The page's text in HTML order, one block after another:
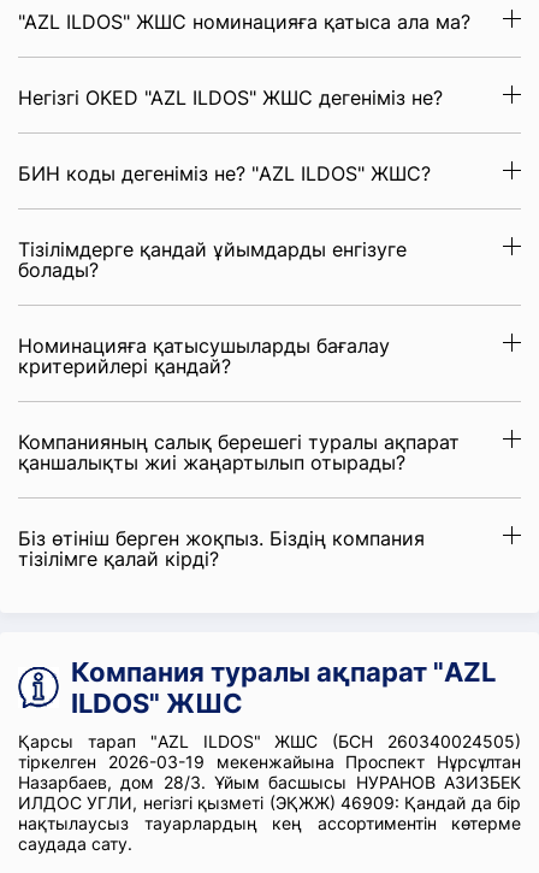
"AZL ILDOS" ЖШС номинацияға қатыса ала ма?
Негізгі OKED "AZL ILDOS" ЖШС дегеніміз не?
БИН коды дегеніміз не? "AZL ILDOS" ЖШС?
Тізілімдерге қандай ұйымдарды енгізуге
болады?
Номинацияға қатысушыларды бағалау
критерийлері қандай?
Компанияның салық берешегі туралы ақпарат
қаншалықты жиі жаңартылып отырады?
Біз өтініш берген жоқпыз. Біздің компания
тізілімге қалай кірді?
Компания туралы ақпарат "AZL
ILDOS" ЖШС
Қарсы тарап "AZL ILDOS" ЖШС (БСН 260340024505)
тіркелген 2026-03-19 мекенжайына Проспект Нұрсұлтан
Назарбаев, дом 28/3. Ұйым басшысы НУРАНОВ АЗИЗБЕК
ИЛДОС УГЛИ, негізгі қызметі (ЭҚЖЖ) 46909: Қандай да бір
нақтылаусыз тауарлардың кең ассортиментін көтерме
саудада сату.